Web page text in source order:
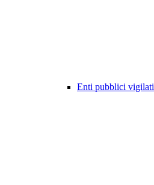
Enti pubblici vigilati